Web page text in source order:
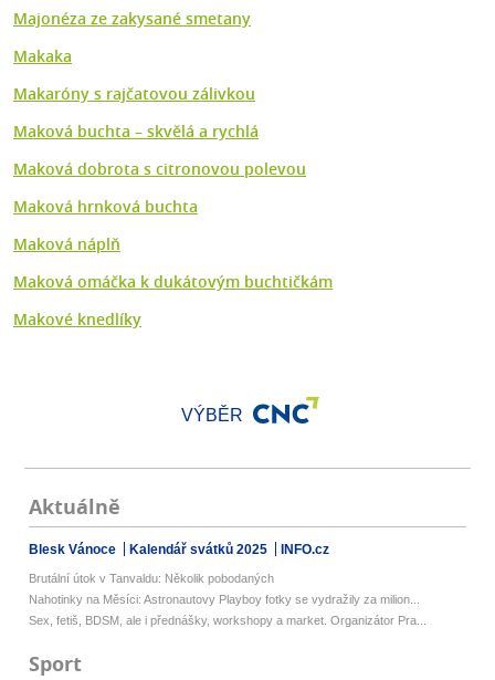
Majonéza ze zakysané smetany
Makaka
Makaróny s rajčatovou zálivkou
Maková buchta – skvělá a rychlá
Maková dobrota s citronovou polevou
Maková hrnková buchta
Maková náplň
Maková omáčka k dukátovým buchtičkám
Makové knedlíky
VÝBĚR
Aktuálně
Blesk Vánoce Kalendář svátků 2025 INFO.cz
Brutální útok v Tanvaldu: Několik pobodaných
Nahotinky na Měsíci: Astronautovy Playboy fotky se vydražily za milion...
Sex, fetiš, BDSM, ale i přednášky, workshopy a market. Organizátor Pra...
Sport